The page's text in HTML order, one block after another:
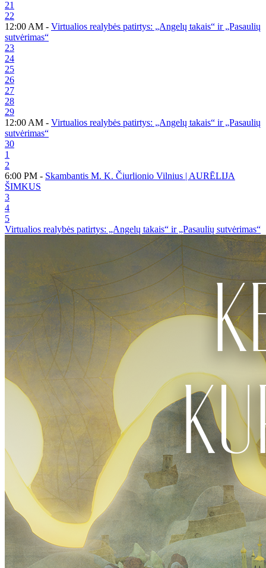
21
22
12:00 AM - Virtualios realybės patirtys: „Angelų takais“ ir „Pasaulių
sutvėrimas“
23
24
25
26
27
28
29
12:00 AM - Virtualios realybės patirtys: „Angelų takais“ ir „Pasaulių
sutvėrimas“
30
1
2
6:00 PM - Skambantis M. K. Čiurlionio Vilnius | AURĒLIJA
ŠIMKUS
3
4
5
Virtualios realybės patirtys: „Angelų takais“ ir „Pasaulių sutvėrimas“